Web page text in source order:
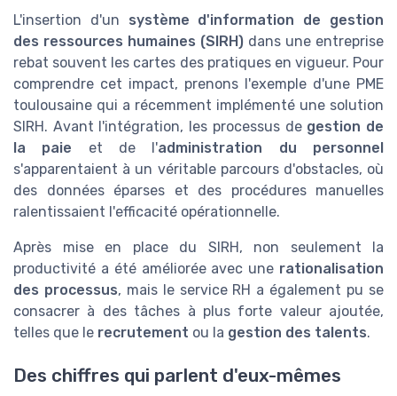
L'insertion d'un système d'information de gestion
des ressources humaines (SIRH) dans une entreprise
rebat souvent les cartes des pratiques en vigueur. Pour
comprendre cet impact, prenons l'exemple d'une PME
toulousaine qui a récemment implémenté une solution
SIRH. Avant l'intégration, les processus de gestion de
la paie et de l'administration du personnel
s'apparentaient à un véritable parcours d'obstacles, où
des données éparses et des procédures manuelles
ralentissaient l'efficacité opérationnelle.
Après mise en place du SIRH, non seulement la
productivité a été améliorée avec une rationalisation
des processus, mais le service RH a également pu se
consacrer à des tâches à plus forte valeur ajoutée,
telles que le recrutement ou la gestion des talents.
Des chiffres qui parlent d'eux-mêmes